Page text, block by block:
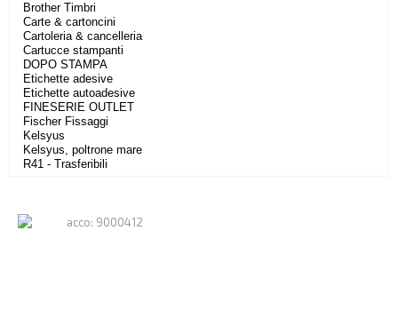
Brother Timbri
Carte & cartoncini
Cartoleria & cancelleria
Cartucce stampanti
DOPO STAMPA
Etichette adesive
Etichette autoadesive
FINESERIE OUTLET
Fischer Fissaggi
Kelsyus
Kelsyus, poltrone mare
R41 - Trasferibili